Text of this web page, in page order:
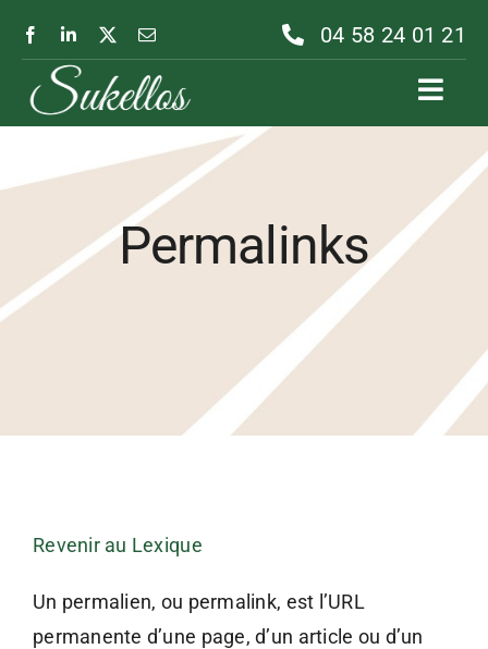
contenu
04 58 24 01 21
Permalinks
Revenir au Lexique
Un permalien, ou permalink, est l’URL
permanente d’une page, d’un article ou d’un